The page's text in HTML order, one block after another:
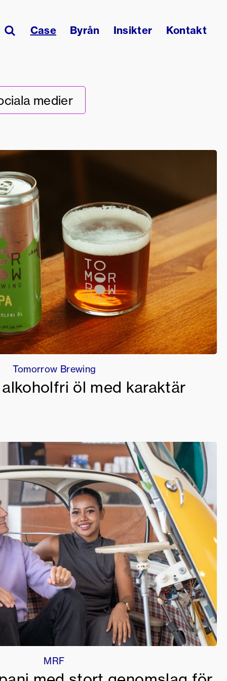
Case Byrån Insikter Kontakt
medier
Tomorrow Brewing
öl med karaktär
MRF